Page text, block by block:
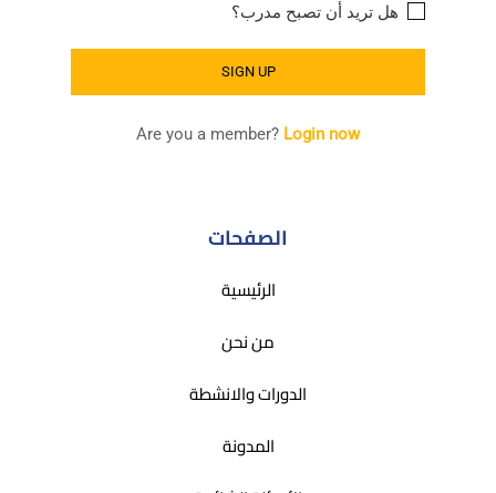
هل تريد أن تصبح مدرب؟
Are you a member? Login now
الصفحات
الرئيسية
من نحن
الدورات والانشطة
المدونة